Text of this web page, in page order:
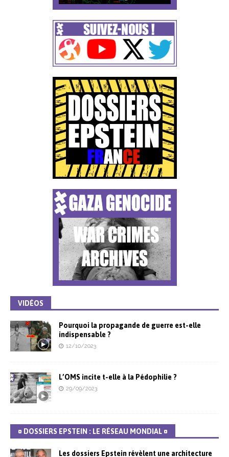
VIDÉOS
Pourquoi la propagande de guerre est-elle
indispensable ?
12/10/2023
L’OMS incite t-elle à la Pédophilie ?
29/09/2023
¤ DOSSIERS EPSTEIN : LE RÉSEAU MONDIAL ¤
Les dossiers Epstein révèlent une architecture